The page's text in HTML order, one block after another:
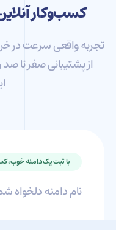
کسب‌وکار
تجربه واقعی سرعت در
از پشتیبانی صفر تا
با ثبت یک دامنه خوب،